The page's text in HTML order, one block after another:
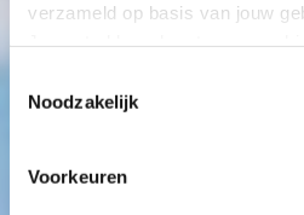
verzameld op basis van jouw
Noodzakelijk
Voorkeuren
Hoe grip op
succes